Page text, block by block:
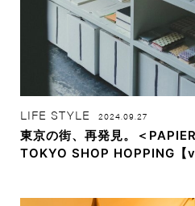
LIFE STYLE 2024.09.27
東京の街、再発見。＜
TOKYO SHOP HOPPING【